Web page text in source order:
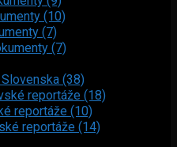
(10)
(7)
(7)
(38)
reportáže (18)
reportáže (10)
reportáže (14)